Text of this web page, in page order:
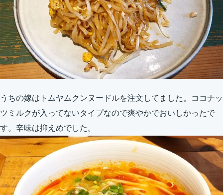
うちの嫁はトムヤムクンヌードルを注文してました。ココナッ
ツミルクが入ってないタイプなので爽やかでおいしかったで
す。辛味は抑えめでした。